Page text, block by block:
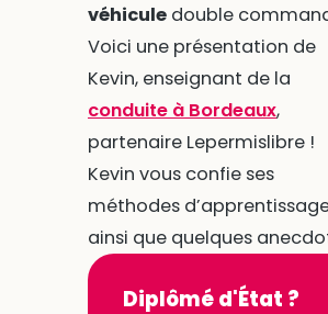
véhiculedouble
Voici une présentation de
Kevin, enseignant de la
conduite à Bordeaux,
partenaire Lepermislibre !
Kevin vous confie ses
méthodes
ainsi que quelques
Diplômé d'État ?